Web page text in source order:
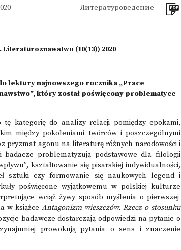
Литературоведение
Literaturoznawstwo (10(13)) 2020
lektury najnowszego rocznika „Prace
który został poświęcony problematyce
tę kategorię do analizy relacji pomiędzy epokami,
między pokoleniami twórców i poszczególnymi
pryzmat agonu na literaturę różnych narodowości i
badacze problematyzują podstawowe dla filologii
kształtowanie się pisarskiej indywidualności,
sztuki czy formowanie się naukowych legend i
poświęcone wyjątkowemu w polskiej kulturze
wciąż żywy sposób myślenia o pierwszej
w książce Antagonizm wieszczów. Rzecz o stosunku
badawcze dostarczają odpowiedzi na pytanie o
prowokują pytania o sens i znaczenie